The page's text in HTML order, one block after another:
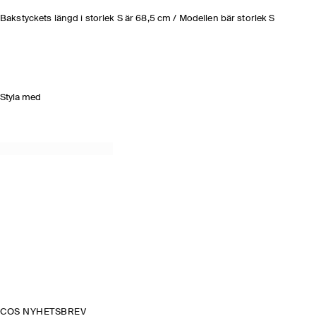
Bakstyckets längd i storlek S är 68,5 cm / Modellen bär storlek S
Styla med
COS NYHETSBREV